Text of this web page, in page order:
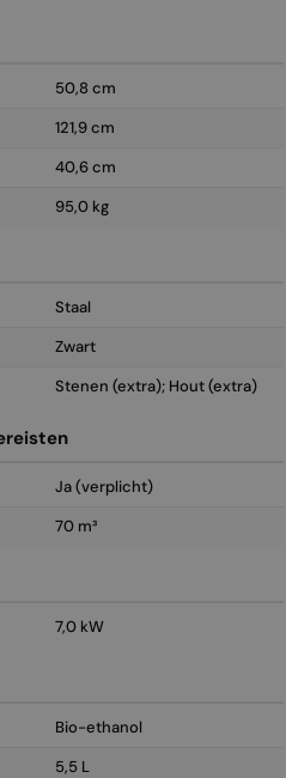
50,8 cm
121,9 cm
40,6 cm
95,0 kg
Staal
Zwart
Stenen (extra); Hout (extra)
Ja (verplicht)
70 m³
7,0 kW
Bio-ethanol
5,5 L